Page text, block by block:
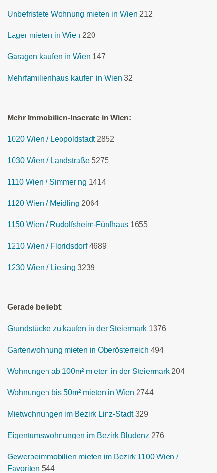
Unbefristete Wohnung mieten in Wien 212
Lager mieten in Wien 220
Garagen kaufen in Wien 147
Mehrfamilienhaus kaufen in Wien 32
Mehr Immobilien-Inserate in Wien:
1020 Wien / Leopoldstadt 2852
1030 Wien / Landstraße 5275
1110 Wien / Simmering 1414
1120 Wien / Meidling 2064
1150 Wien / Rudolfsheim-Fünfhaus 1655
1210 Wien / Floridsdorf 4689
1230 Wien / Liesing 3239
Gerade beliebt:
Grundstücke zu kaufen in der Steiermark 1376
Gartenwohnung mieten in Oberösterreich 494
Wohnungen ab 100m² mieten in der Steiermark 204
Wohnungen bis 50m² mieten in Wien 2744
Mietwohnungen im Bezirk Linz-Stadt 329
Eigentumswohnungen im Bezirk Bludenz 276
Gewerbeimmobilien mieten im Bezirk 1100 Wien /
Favoriten 544